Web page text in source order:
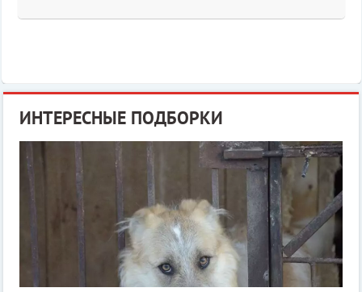
ИНТЕРЕСНЫЕ ПОДБОРКИ